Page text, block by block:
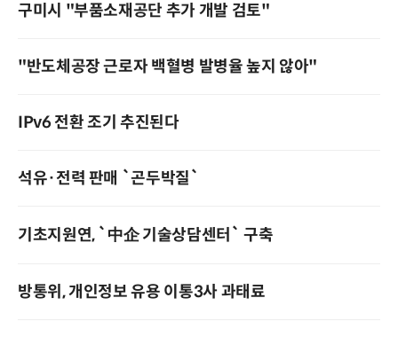
구미시 "부품소재공단 추가 개발 검토"
"반도체공장 근로자 백혈병 발병율 높지 않아"
IPv6 전환 조기 추진된다
석유·전력 판매 `곤두박질`
기초지원연, `中企 기술상담센터` 구축
방통위, 개인정보 유용 이통3사 과태료